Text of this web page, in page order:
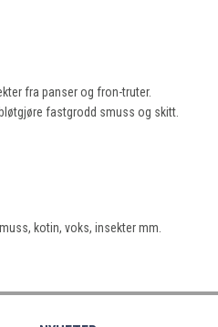
fra panser og fron-truter.
fastgrodd smuss og skitt.
kotin, voks, insekter mm.